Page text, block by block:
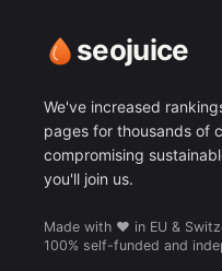
seojuice
We've increased
pages for thousands of
compromising
you'll join us.
Made with ❤️ in EU &
100% self-funded and